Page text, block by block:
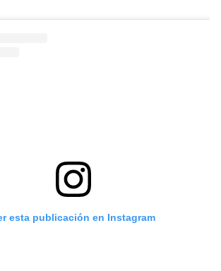
esta publicación en Instagram